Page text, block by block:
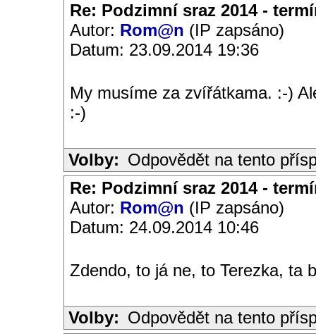
Re: Podzimní sraz 2014 -
Autor: Rom@n (IP zapsáno)
Datum: 23.09.2014 19:36
My musíme za zvířátkama. :-)
:-)
Volby: Odpovědět na tento
Re: Podzimní sraz 2014 -
Autor: Rom@n (IP zapsáno)
Datum: 24.09.2014 10:46
Zdendo, to já ne, to Terezka, ta
Volby: Odpovědět na tento